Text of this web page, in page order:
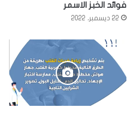
فوائد الخبز الاسمر
22 ديسمبر، 2022